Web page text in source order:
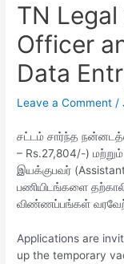
TN
Officer
Data
Leave a Comment /
சட்டம் சார்ந்த
– Rs.27,804/-)
இயக்குபவர்
பணியிடங்களை
விண்ணப்பங்கள்
Applications are
up the temporary